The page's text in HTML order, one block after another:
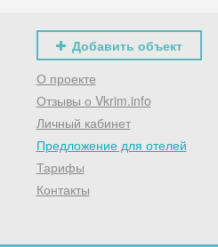
Добавить объект
О проекте
Отзывы о Vkrim.info
Личный кабинет
Предложение для отелей
Тарифы
Контакты